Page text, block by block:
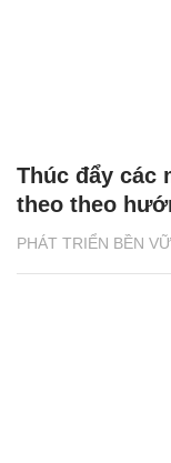
PHÁT TRIỂN BỀN
Thúc đẩy các
theo theo